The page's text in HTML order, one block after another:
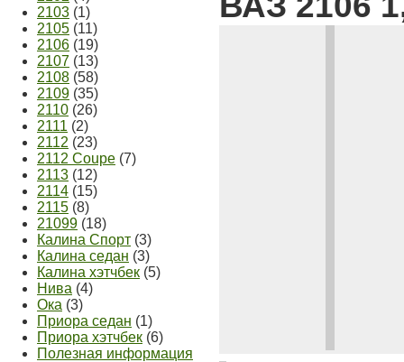
2103 (1)
2105 (11)
2106 (19)
2107 (13)
2108 (58)
2109 (35)
2110 (26)
2111 (2)
2112 (23)
2112 Coupe (7)
2113 (12)
2114 (15)
2115 (8)
21099 (18)
Калина Спорт (3)
Калина седан (3)
Калина хэтчбек (5)
Нива (4)
Ока (3)
Приора седан (1)
Приора хэтчбек (6)
Полезная информация